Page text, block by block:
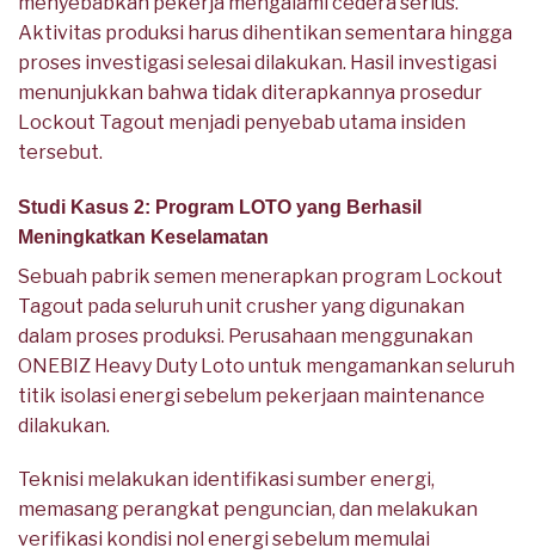
Aktivitas produksi harus dihentikan sementara hingga
proses investigasi selesai dilakukan. Hasil investigasi
menunjukkan bahwa tidak diterapkannya prosedur
Lockout Tagout menjadi penyebab utama insiden
tersebut.
Studi Kasus 2: Program LOTO yang Berhasil
Meningkatkan Keselamatan
Sebuah pabrik semen menerapkan program Lockout
Tagout pada seluruh unit crusher yang digunakan
dalam proses produksi. Perusahaan menggunakan
ONEBIZ Heavy Duty Loto untuk mengamankan seluruh
titik isolasi energi sebelum pekerjaan maintenance
dilakukan.
Teknisi melakukan identifikasi sumber energi,
memasang perangkat penguncian, dan melakukan
verifikasi kondisi nol energi sebelum memulai